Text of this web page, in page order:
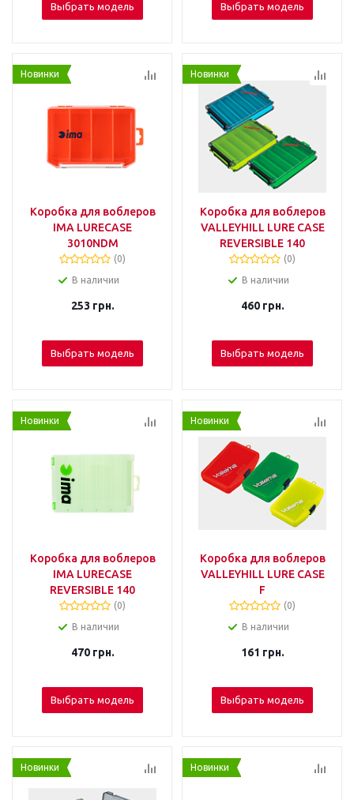
Выбрать модель Выбрать модель
Новинки
Коробка для воблеров
IMA LURECASE
3010NDM
(0)
В наличии
253 грн.
Выбрать модель
Новинки
Коробка для воблеров
VALLEYHILL LURE CASE
REVERSIBLE 140
(0)
В наличии
460грн.
Выбрать модель
Новинки
Коробка для воблеров
IMA LURECASE
REVERSIBLE 140
(0)
В наличии
470грн.
Выбрать модель
Новинки
Коробка для воблеров
VALLEYHILL LURE CASE
F
(0)
В наличии
161 грн.
Выбрать модель
Новинки Новинки